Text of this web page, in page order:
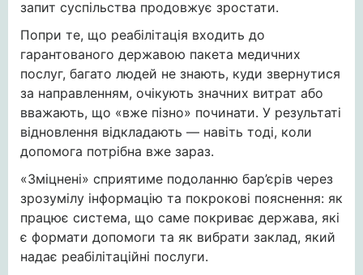
запит суспільства продовжує зростати.
Попри те, що реабілітація входить до
гарантованого державою пакета медичних
послуг, багато людей не знають, куди звернутися
за направленням, очікують значних витрат або
вважають, що «вже пізно» починати. У результаті
відновлення відкладають — навіть тоді, коли
допомога потрібна вже зараз.
«Зміцнені» сприятиме подоланню бар’єрів через
зрозумілу інформацію та покрокові пояснення: як
працює система, що саме покриває держава, які
є формати допомоги та як вибрати заклад, який
надає реабілітаційні послуги.